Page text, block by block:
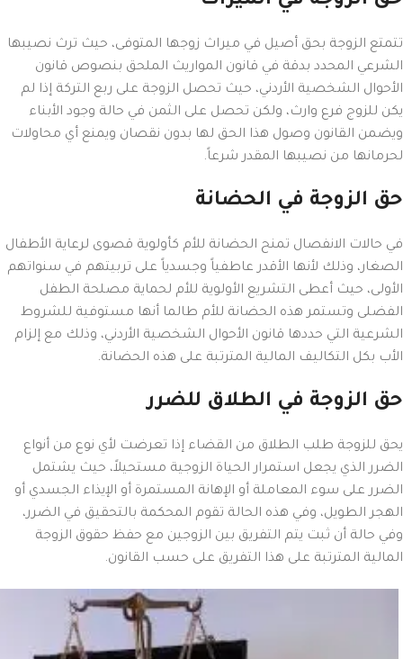
تتمتع الزوجة بحق أصيل في ميراث زوجها المتوفى، حيث ترث نصيبها
الشرعي المحدد بدقة في قانون المواريث الملحق بنصوص قانون
الأحوال الشخصية الأردني، حيث تحصل الزوجة على ربع التركة إذا لم
يكن للزوج فرع وارث، ولكن تحصل على الثمن في حالة وجود الأبناء
ويضمن القانون وصول هذا الحق لها بدون نقصان ويمنع أي محاولات
لحرمانها من نصيبها المقدر شرعاً.
حق الزوجة في الحضانة
في حالات الانفصال تمنح الحضانة للأم كأولوية قصوى لرعاية الأطفال
الصغار، وذلك لأنها الأقدر عاطفياً وجسدياً على تربيتهم في سنواتهم
الأولى، حيث أعطى التشريع الأولوية للأم لحماية مصلحة الطفل
الفضلى وتستمر هذه الحضانة للأم طالما أنها مستوفية للشروط
الشرعية التي حددها قانون الأحوال الشخصية الأردني، وذلك مع إلزام
الأب بكل التكاليف المالية المترتبة على هذه الحضانة.
حق الزوجة في الطلاق للضرر
يحق للزوجة طلب الطلاق من القضاء إذا تعرضت لأي نوع من أنواع
الضرر الذي يجعل استمرار الحياة الزوجية مستحيلاً، حيث يشتمل
الضرر على سوء المعاملة أو الإهانة المستمرة أو الإيذاء الجسدي أو
الهجر الطويل، وفي هذه الحالة تقوم المحكمة بالتحقيق في الضرر،
وفي حالة أن ثبت يتم التفريق بين الزوجين مع حفظ حقوق الزوجة
المالية المترتبة على هذا التفريق على حسب القانون.